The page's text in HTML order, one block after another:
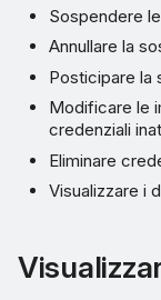
Sospendere
Annullare la
Posticipare la
Modificare le
credenziali
Eliminare
Visualizzare i